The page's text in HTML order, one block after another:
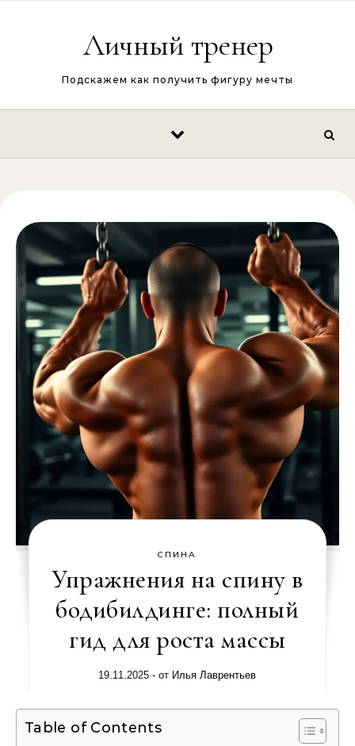
Личный тренер
Подскажем как получить фигуру мечты
СПИНА
Упражнения на спину в
бодибилдинге: полный
гид для роста массы
19.11.2025 - от Илья Лаврентьев
Table of Contents